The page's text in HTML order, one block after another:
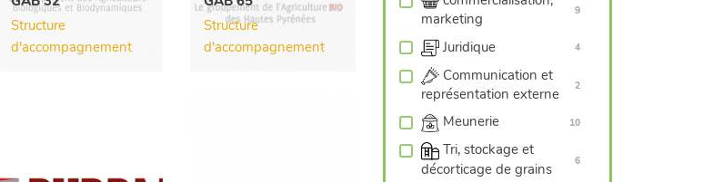
marketing
9
Juridique 4
Communication et
représentation externe
2
Meunerie 10
Tri, stockage et
décorticage de grains
6
Structure
d'accompagnement
Structure
d'accompagnement